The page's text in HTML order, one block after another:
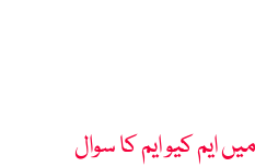
ایم کیو ایم کا سوال